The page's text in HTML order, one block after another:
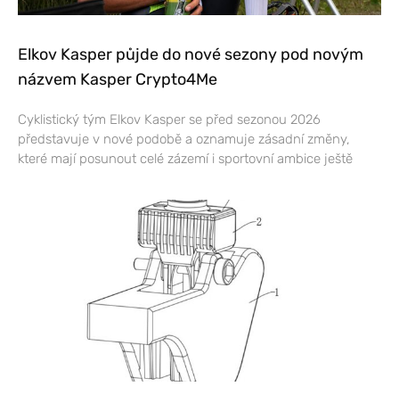
Elkov Kasper půjde do nové sezony pod novým
názvem Kasper Crypto4Me
Cyklistický tým Elkov Kasper se před sezonou 2026
představuje v nové podobě a oznamuje zásadní změny,
které mají posunout celé zázemí i sportovní ambice ještě